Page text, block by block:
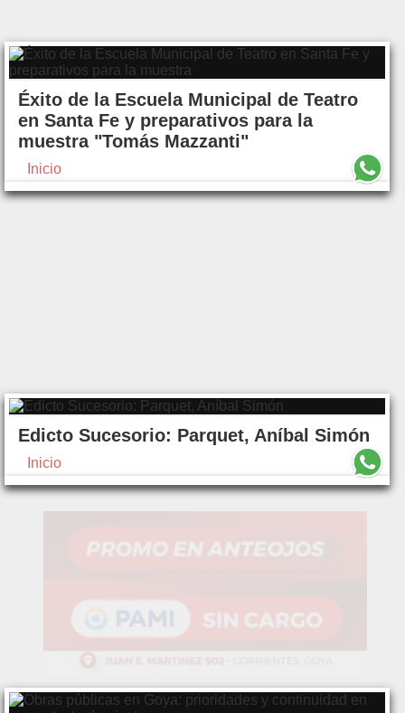
Éxito de la Escuela Municipal de Teatro
en Santa Fe y preparativos para la
muestra "Tomás Mazzanti"
Inicio
Edicto Sucesorio: Parquet, Aníbal Simón
Inicio